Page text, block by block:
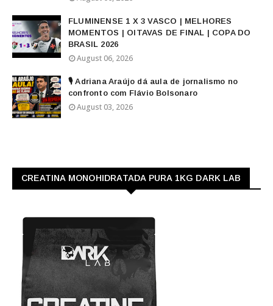
FLUMINENSE 1 X 3 VASCO | MELHORES
MOMENTOS | OITAVAS DE FINAL | COPA DO
BRASIL 2026
August 06, 2026
🎙️ Adriana Araújo dá aula de jornalismo no
confronto com Flávio Bolsonaro
August 03, 2026
CREATINA MONOHIDRATADA PURA 1KG DARK LAB